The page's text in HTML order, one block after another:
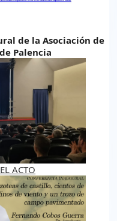
de la Asociación de
Palencia
ACTO